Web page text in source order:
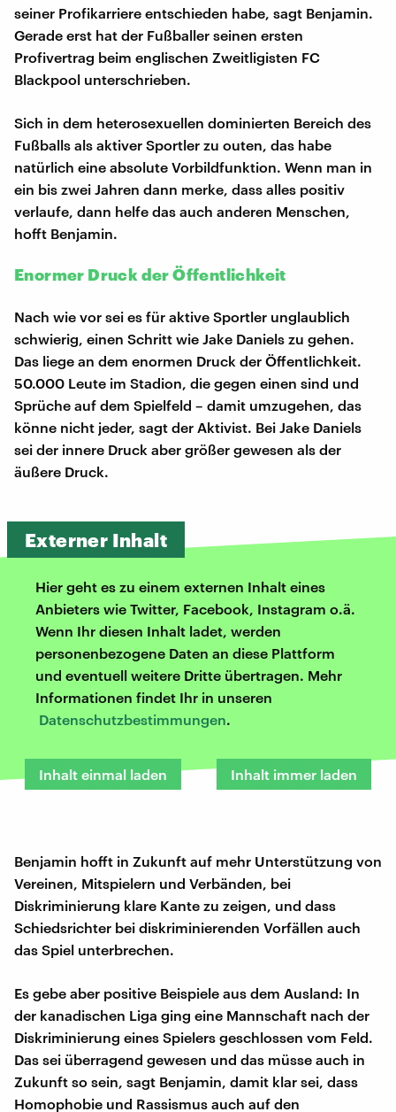
seiner Profikarriere entschieden habe, sagt Benjamin.
Gerade erst hat der Fußballer seinen ersten
Profivertrag beim englischen Zweitligisten FC
Blackpool unterschrieben.
Sich in dem heterosexuellen dominierten Bereich des
Fußballs als aktiver Sportler zu outen, das habe
natürlich eine absolute Vorbildfunktion. Wenn man in
ein bis zwei Jahren dann merke, dass alles positiv
verlaufe, dann helfe das auch anderen Menschen,
hofft Benjamin.
Enormer Druck der Öffentlichkeit
Nach wie vor sei es für aktive Sportler unglaublich
schwierig, einen Schritt wie Jake Daniels zu gehen.
Das liege an dem enormen Druck der Öffentlichkeit.
50.000 Leute im Stadion, die gegen einen sind und
Sprüche auf dem Spielfeld – damit umzugehen, das
könne nicht jeder, sagt der Aktivist. Bei Jake Daniels
sei der innere Druck aber größer gewesen als der
äußere Druck.
Externer Inhalt
Hier geht es zu einem externen Inhalt eines
Anbieters wie Twitter, Facebook, Instagram o.ä.
Wenn Ihr diesen Inhalt ladet, werden
personenbezogene Daten an diese Plattform
und eventuell weitere Dritte übertragen. Mehr
Informationen findet Ihr in unseren
Datenschutzbestimmungen.
Inhalt einmal laden Inhalt immer laden
Benjamin hofft in Zukunft auf mehr Unterstützung von
Vereinen, Mitspielern und Verbänden, bei
Diskriminierung klare Kante zu zeigen, und dass
Schiedsrichter bei diskriminierenden Vorfällen auch
das Spiel unterbrechen.
Es gebe aber positive Beispiele aus dem Ausland: In
der kanadischen Liga ging eine Mannschaft nach der
Diskriminierung eines Spielers geschlossen vom Feld.
Das sei überragend gewesen und das müsse auch in
Zukunft so sein, sagt Benjamin, damit klar sei, dass
Homophobie und Rassismus auch auf den